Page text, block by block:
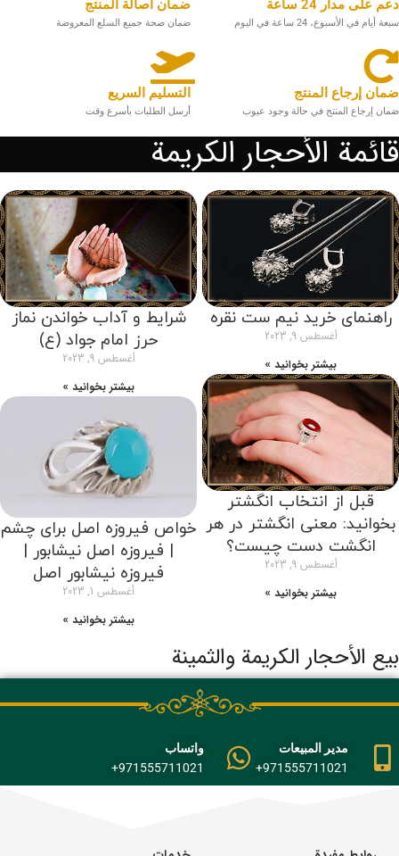
دعم على مدار 24 ساعة
سبعة أيام في الأسبوع، 24 ساعة في اليوم
ضمان أصالة المنتج
ضمان صحة جميع السلع المعروضة
ضمان إرجاع المنتج
ضمان إرجاع المنتج في حالة وجود عيوب
التسليم السريع
أرسل الطلبات بأسرع وقت
قائمة الأحجار الكريمة
راهنمای خرید نیم ست نقره
أغسطس 9, 2023
بیشتر بخوانید »
شرایط و آداب خواندن نماز
حرز امام جواد (ع)
أغسطس 9, 2023
بیشتر بخوانید »
قبل از انتخاب انگشتر
بخوانید: معنی انگشتر در هر
انگشت دست چیست؟
أغسطس 9, 2023
بیشتر بخوانید »
خواص فیروزه اصل برای چشم
| فیروزه اصل نیشابور |
فیروزه نیشابور اصل
أغسطس 1, 2023
بیشتر بخوانید »
بيع الأحجار الكريمة والثمينة
مدير المبيعات
971555711021+
واتساب
971555711021+